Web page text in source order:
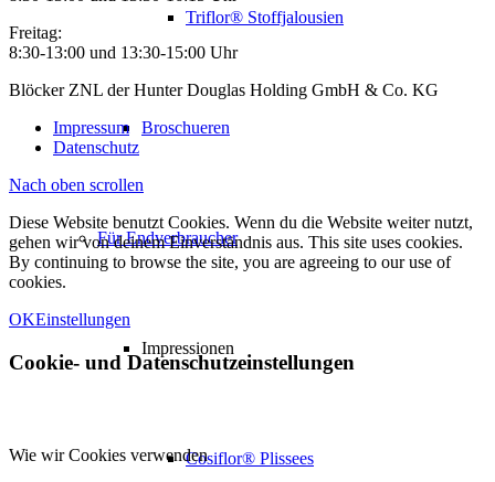
Triflor® Stoffjalousien
Broschueren
Für Endverbraucher
Impressionen
Cosiflor® Plissees
Freitag:
8:30-13:00 und 13:30-15:00 Uhr
Blöcker ZNL der Hunter Douglas Holding GmbH & Co. KG
Impressum
Datenschutz
Nach oben scrollen
Diese Website benutzt Cookies. Wenn du die Website weiter nutzt,
gehen wir von deinem Einverständnis aus. This site uses cookies.
By continuing to browse the site, you are agreeing to our use of
cookies.
OKEinstellungen
Cookie- und Datenschutzeinstellungen
Wie wir Cookies verwenden